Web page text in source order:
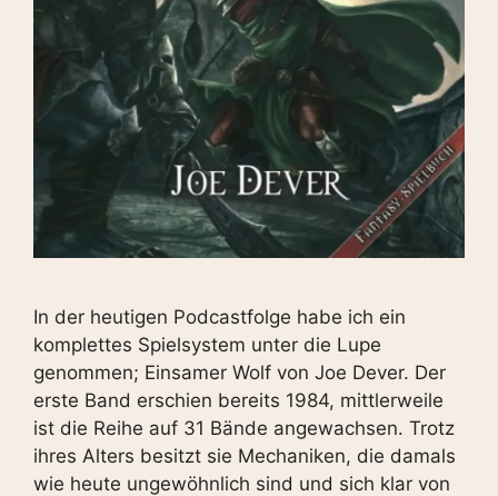
In der heutigen Podcastfolge habe ich ein
komplettes Spielsystem unter die Lupe
genommen; Einsamer Wolf von Joe Dever. Der
erste Band erschien bereits 1984, mittlerweile
ist die Reihe auf 31 Bände angewachsen. Trotz
ihres Alters besitzt sie Mechaniken, die damals
wie heute ungewöhnlich sind und sich klar von